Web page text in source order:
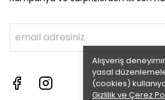
Alışveriş
yasal
(cookies)
Gizlilik ve Çerez